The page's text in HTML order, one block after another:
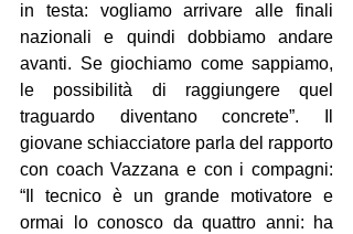
in testa: vogliamo arrivare alle finali
nazionali e quindi dobbiamo andare
avanti. Se giochiamo come sappiamo,
le possibilità di raggiungere quel
traguardo diventano concrete”. Il
giovane schiacciatore parla del rapporto
con coach Vazzana e con i compagni:
“Il tecnico è un grande motivatore e
ormai lo conosco da quattro anni: ha